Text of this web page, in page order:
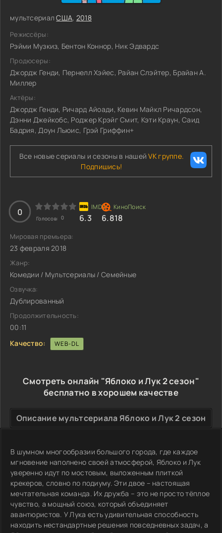
мультсериалСША, 2018
Режиссёры:
Рэйми Музкиз, Бентон Коннор, Ник Эдвардс
Продюсеры:
Джордж Генди, Пернелл Хэйес, Райан Слэйтер, Брайан А.
Миллер
Актёры:
Джордж Генди, Ричард Айоади, Кевин Майкл Ричардсон,
Дэнни Джейкобс, Роджер Крэйг Смит, Кэти Краун, Саид
Бадрия, Доун Льюис, Грэй Гриффин+
Все новые сериалы и сезоны в нашейVK группе.
Подпишись!
0
Голосов: 0 6.3 6.818
Мировая премьера:
23 февраля 2018
Жанр:
Комедии / Мультсериалы / Семейные
Озвучка:
Дублированный
Продолжительность:
00:11
Качество:
WEB-DL
Смотреть онлайн "Яблоко и Лук 2 сезон"
бесплатно в хорошем качестве
Описание мультсериала Яблоко и Лук 2 сезон
В шумном многообразии большого города, где каждое
мгновение наполнено своей атмосферой, Яблоко и Лук
уверенно идут по мостовым, выложенным плиткой
крекеров, словно по подиуму. Эти двое – настоящая
мечтательная команда. Их дружба – это не просто тёплое
чувство, а мощный союз, который объединяет
авантюристов. У Лука есть удивительная способность
находить нестандартные решения повседневных задач, а